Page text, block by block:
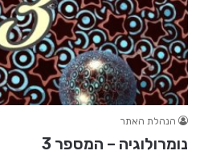
הנהלת האתר
נומרולוגיה – המספר 3